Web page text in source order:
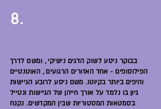
8.
בבוקר ניסע לשוק הדגים נישיקי , ומשם לדרך
הפילוסופים - אחד האזורים הרגועים , האוטנטיים
והיפים ביותר בקיוטו. משם ניסע לרובע הגיישות
גיון בו נלמד על אורך חייהן של הגיישות ונטייל
בסמטאות המסטוריות שבין המקדשים. נקנח